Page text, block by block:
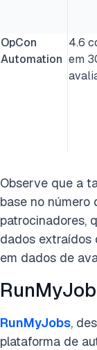
OpCon
Automation
4.6
em
Observe que a
base no número
patrocinadores,
dados extraídos
em dados de
RunMyJobs,
plataforma de